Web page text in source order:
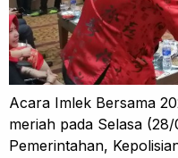
Acara Imlek Bersama
meriah pada Selasa
Pemerintahan,